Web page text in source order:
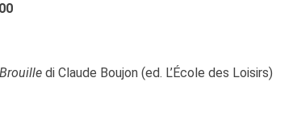
di Claude Boujon (ed. L’École des Loisirs)